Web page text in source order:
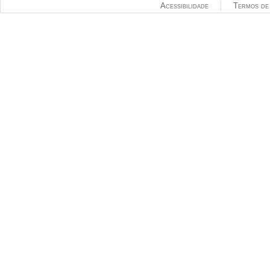
Termos
Acessibilidade